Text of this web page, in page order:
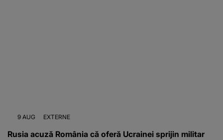
9 AUG EXTERNE
Rusia acuză România că oferă Ucrainei sprijin militar